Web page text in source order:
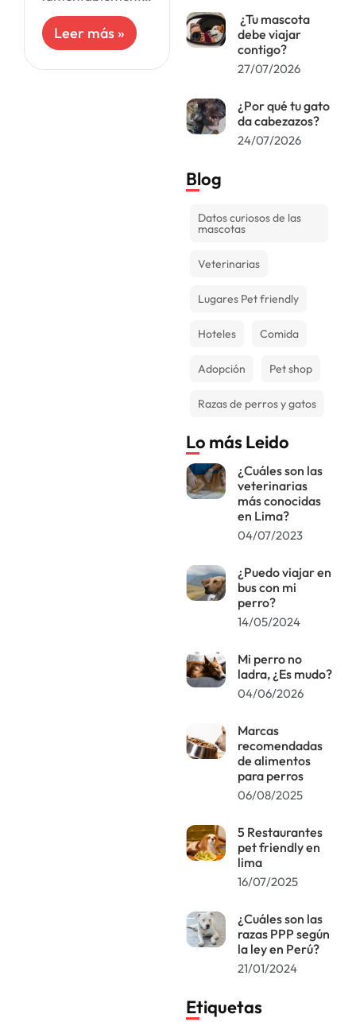
mantener a una
mascota. Bien sea
económicas o de
Leer más »
¿Tu mascota
debe viajar
contigo?
27/07/2026
¿Por qué tu gato
da cabezazos?
24/07/2026
Blog
Datos curiosos de las
mascotas
Veterinarias
Lugares Pet friendly
Hoteles Comida
Adopción Pet shop
Razas de perros y gatos
Lo más Leido
¿Cuáles son las
veterinarias
más conocidas
en Lima?
04/07/2023
¿Puedo viajar en
bus con mi
perro?
14/05/2024
Mi perro no
ladra, ¿Es mudo?
04/06/2026
Marcas
recomendadas
de alimentos
para perros
06/08/2025
5 Restaurantes
pet friendly en
lima
16/07/2025
¿Cuáles son las
razas PPP según
la ley en Perú?
21/01/2024
Etiquetas